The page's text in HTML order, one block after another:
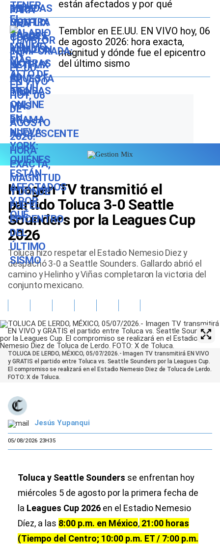
están afectados y por qué
Temblor en EE.UU. EN VIVO hoy, 06
de agosto 2026: hora exacta,
magnitud y dónde fue el epicentro
del último sismo